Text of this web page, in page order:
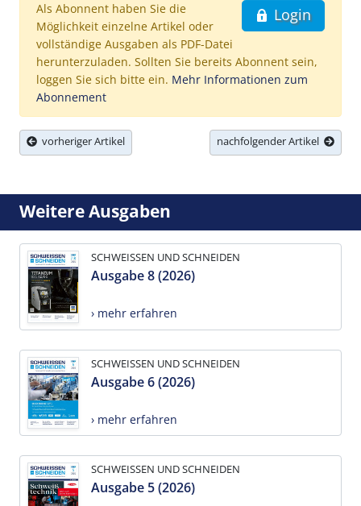
Login
Als Abonnent haben Sie die
Möglichkeit einzelne Artikel oder
vollständige Ausgaben als PDF-Datei
herunterzuladen. Sollten Sie bereits Abonnent sein,
loggen Sie sich bitte ein. Mehr Informationen zum
Abonnement
vorheriger Artikel nachfolgender Artikel
Weitere Ausgaben
SCHWEISSEN UND SCHNEIDEN
Ausgabe 8 (2026)
› mehr erfahren
SCHWEISSEN UND SCHNEIDEN
Ausgabe 6 (2026)
› mehr erfahren
SCHWEISSEN UND SCHNEIDEN
Ausgabe 5 (2026)